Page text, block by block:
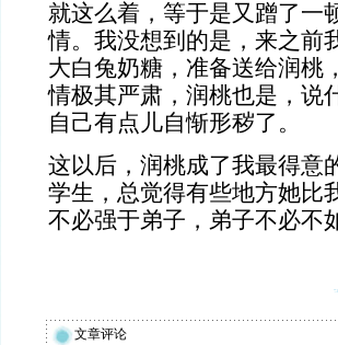
就这么着，等于是又蹭了一
情。我没想到的是，来之前
大白兔奶糖，准备送给润桃
情极其严肃，润桃也是，说
自己有点儿自惭形秽了。
这以后，润桃成了我最得意
学生，总觉得有些地方她比
不必强于弟子，弟子不必不
文章评论